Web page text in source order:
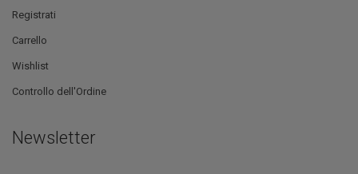
Registrati
Carrello
Wishlist
Controllo dell'Ordine
Newsletter